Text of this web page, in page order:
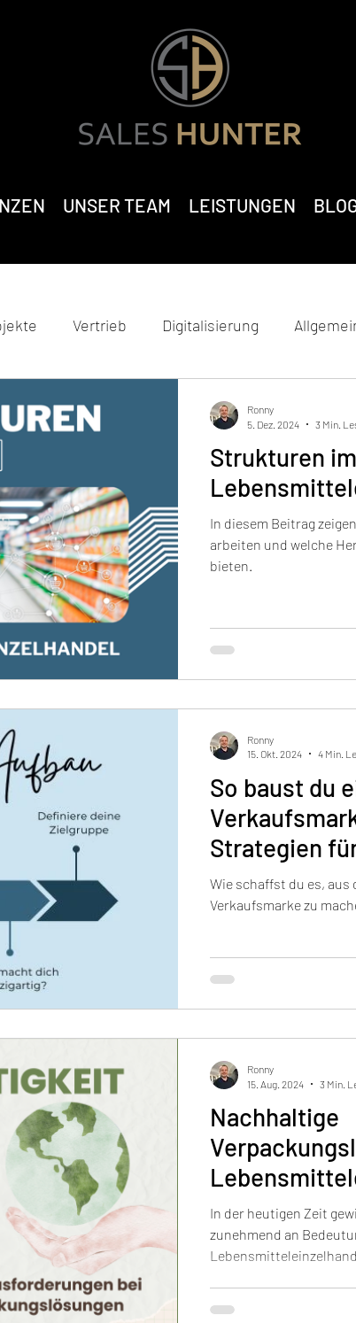
UNSER TEAM LEISTUNGEN
Vertrieb Digitalisierung
Strukturen im
In diesem Beitrag
arbeiten und welche
bieten.
Ronny
5. Dez. 2024
3 Min.
So baust du
Strategien
Wie schaffst du es, aus
Verkaufsmarke zu
Ronny
15. Okt. 2024
4 Min.
Nachhaltige
und
In der heutigen Zeit
zunehmend an
Ronny
15. Aug. 2024
3 Min.